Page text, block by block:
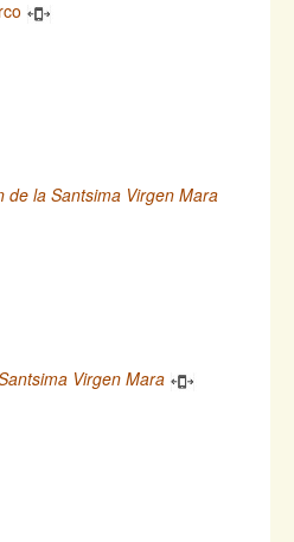
de la Santsima Virgen Mara
Virgen Mara